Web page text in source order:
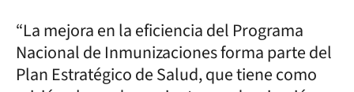
“La mejora en la eficiencia del Programa
Nacional de Inmunizaciones forma parte del
Plan Estratégico de Salud, que tiene como